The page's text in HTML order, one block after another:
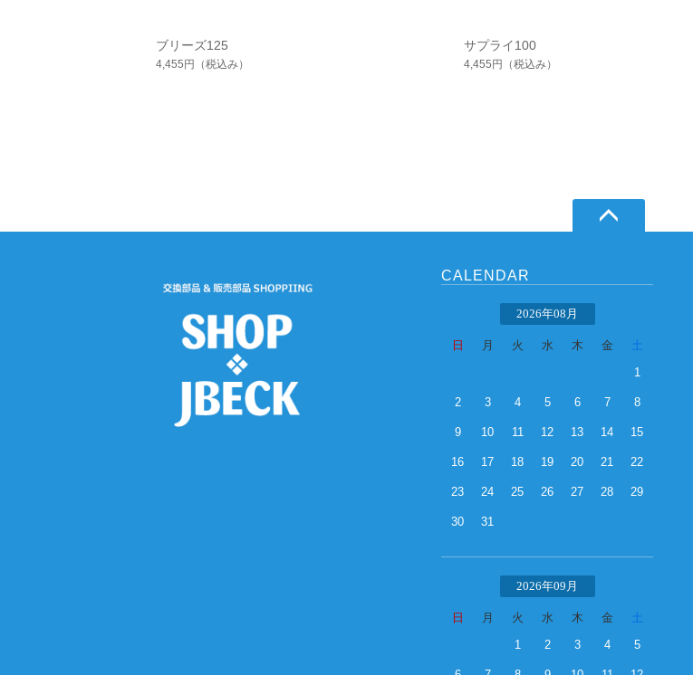
ブリーズ125
4,455円 （税込み）
サプライ100
4,455円 （税込み）
CALENDAR
2026年08月
日 月 火 水 木 金
1
2 3 4 5 6 7 8
9 10 11 12 13 14 15
16 17 18 19 20 21 22
23 24 25 26 27 28 29
30 31
2026年09月
日 月 火 水 木 金
1
2 3 4 5